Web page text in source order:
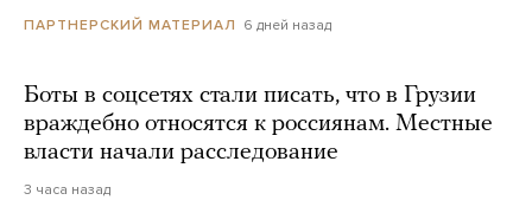
ПАРТНЕРСКИЙ МАТЕРИАЛ 6 дней назад
Боты в соцсетях стали писать, что в Грузии
враждебно относятся к россиянам. Местные
власти начали расследование
3 часа назад